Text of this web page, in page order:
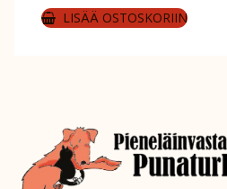
LISÄÄ OSTOSKORIIN